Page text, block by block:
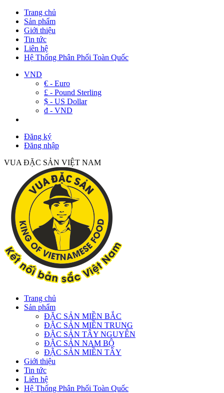
Trang chủ
Sản phẩm
Giới thiệu
Tin tức
Liên hệ
Hệ Thống Phân Phối Toàn Quốc
VND
€ - Euro
£ - Pound Sterling
$ - US Dollar
đ - VND
Đăng ký
Đăng nhập
VUA ĐẶC SẢN VIỆT NAM
Trang chủ
Sản phẩm
ĐẶC SẢN MIỀN BẮC
ĐẶC SẢN MIỀN TRUNG
ĐẶC SẢN TÂY NGUYÊN
ĐẶC SẢN NAM BỘ
ĐẶC SẢN MIỀN TÂY
Giới thiệu
Tin tức
Liên hệ
Hệ Thống Phân Phối Toàn Quốc